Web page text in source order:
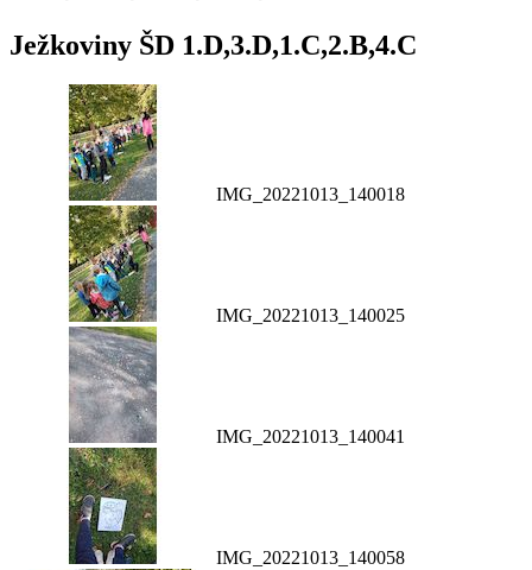
Ježkoviny ŠD 1.D,3.D,1.C,2.B,4.C
IMG_20221013_140018
IMG_20221013_140025
IMG_20221013_140041
IMG_20221013_140058